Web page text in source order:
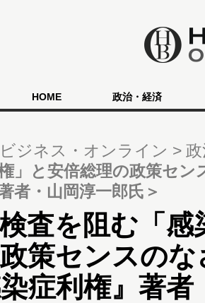
HOME 政治・経済
ジネス・オンライン
権」と安倍総理の政策セ
者・山岡淳一郎氏＞
査を阻む「
策センスの
症利権』著